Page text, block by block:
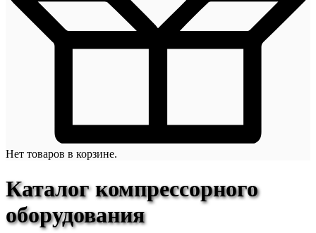
Нет товаров в корзине.
Каталог компрессорного
оборудования